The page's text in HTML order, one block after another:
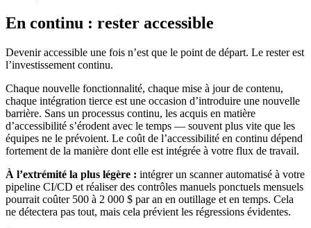
En continu : rester accessible
Devenir accessible une fois n’est que le point de départ. Le rester est
l’investissement continu.
Chaque nouvelle fonctionnalité, chaque mise à jour de contenu,
chaque intégration tierce est une occasion d’introduire une nouvelle
barrière. Sans un processus continu, les acquis en matière
d’accessibilité s’érodent avec le temps — souvent plus vite que les
équipes ne le prévoient. Le coût de l’accessibilité en continu dépend
fortement de la manière dont elle est intégrée à votre flux de travail.
À l’extrémité la plus légère : intégrer un scanner automatisé à votre
pipeline CI/CD et réaliser des contrôles manuels ponctuels mensuels
pourrait coûter 500 à 2 000 $ par an en outillage et en temps. Cela
ne détectera pas tout, mais cela prévient les régressions évidentes.